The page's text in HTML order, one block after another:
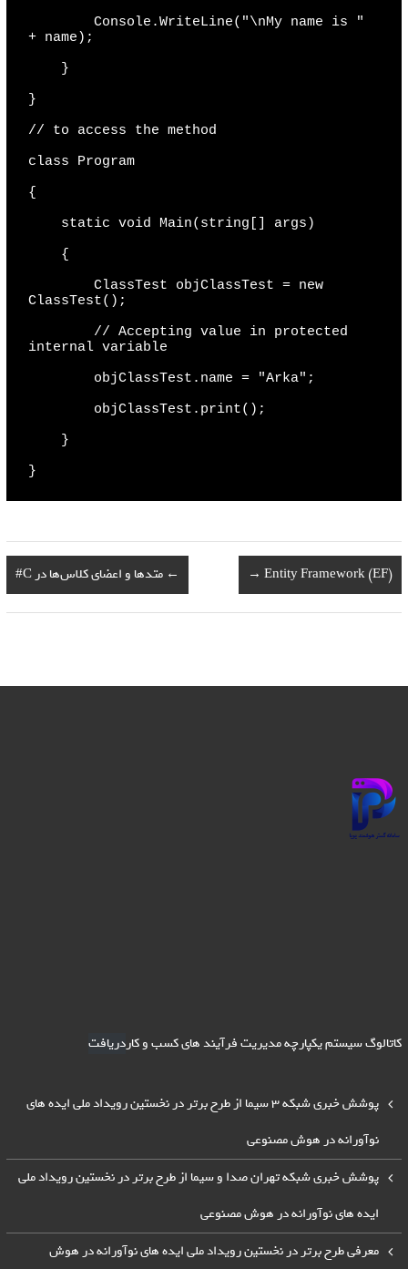
Console.WriteLine("\nMy name is "
+ name);
}
}
// to access the method
class Program
{
static void Main(string[] args)
{
ClassTest objClassTest = new
ClassTest();
// Accepting value in protected
internal variable
objClassTest.name = "Arka";
objClassTest.print();
}
}
← متدها و اعضای کلاس‌ها در C# Entity Framework (EF)
→
کاتالوگ سیستم یکپارچه مدیریت فرآیند های کسب و کاردریافت
پوشش خبری شبکه 3 سیما از طرح برتر در نخستین رویداد ملی ایده های
نوآورانه در هوش مصنوعی
پوشش خبری شبکه تهران صدا و سیما از طرح برتر در نخستین رویداد ملی
ایده های نوآورانه در هوش مصنوعی
معرفی طرح برتر در نخستین رویداد ملی ایده های نوآورانه در هوش